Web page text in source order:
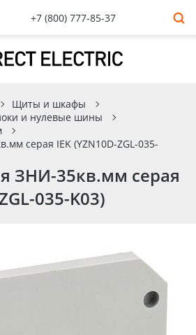
+7 (800) 777-85-37
Щиты и шкафы
и нулевые шины
серая IEK (YZN10D-ZGL-035-
ЗНИ-35кв.мм серая
035-K03)